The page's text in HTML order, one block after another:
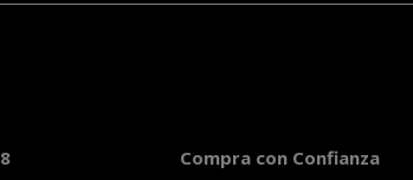
Compra con Confianza